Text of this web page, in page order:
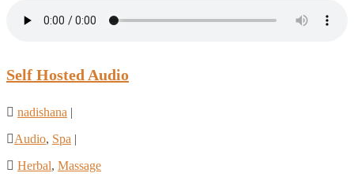
Self Hosted Audio
nadishana |
Audio, Spa |
Herbal, Massage